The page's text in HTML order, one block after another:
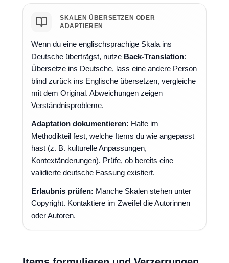
SKALEN ÜBERSETZEN ODER
ADAPTIEREN
Wenn du eine englischsprachige Skala ins
Deutsche überträgst, nutze Back-Translation:
Übersetze ins Deutsche, lass eine andere Person
blind zurück ins Englische übersetzen, vergleiche
mit dem Original. Abweichungen zeigen
Verständnisprobleme.
Adaptation dokumentieren: Halte im
Methodikteil fest, welche Items du wie angepasst
hast (z. B. kulturelle Anpassungen,
Kontextänderungen). Prüfe, ob bereits eine
validierte deutsche Fassung existiert.
Erlaubnis prüfen: Manche Skalen stehen unter
Copyright. Kontaktiere im Zweifel die Autorinnen
oder Autoren.